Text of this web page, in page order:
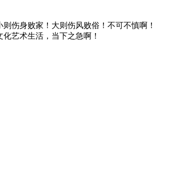
伤身败家！大则伤风败俗！不可不慎啊！
艺术生活，当下之急啊！